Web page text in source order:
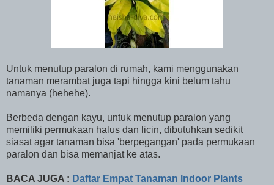
Untuk menutup paralon di rumah, kami menggunakan
tanaman merambat juga tapi hingga kini belum tahu
namanya (hehehe).
Berbeda dengan kayu, untuk menutup paralon yang
memiliki permukaan halus dan licin, dibutuhkan sedikit
siasat agar tanaman bisa 'berpegangan' pada permukaan
paralon dan bisa memanjat ke atas.
BACA JUGA : Daftar Empat Tanaman Indoor Plants